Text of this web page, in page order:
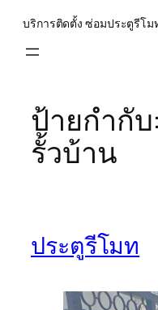
บริการติดตั้ง ซ่อมประตูรีโม
ป้ายกำกับ:
รั้วบ้าน
ประตูรีโมท